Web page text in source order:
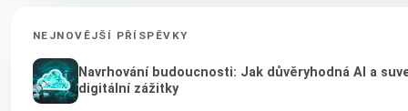
NEJNOVĚJŠÍ PŘÍSPĚVKY
Navrhování budoucnosti: Jak důvěryhodná AI a
digitální zážitky